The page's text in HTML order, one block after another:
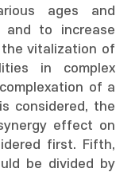
ages and
and to increase
vitalization of
in complex
of a
considered, the
effect on
first. Fifth,
be divided by